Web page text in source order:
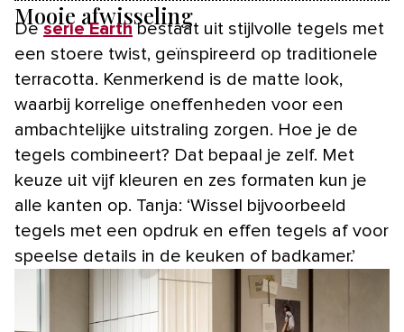
Mooie afwisseling
Deserie Earthbestaat uit stijlvolle tegels met
een stoere twist, geïnspireerd op traditionele
terracotta. Kenmerkend is de matte look,
waarbij korrelige oneffenheden voor een
ambachtelijke uitstraling zorgen. Hoe je de
tegels combineert? Dat bepaal je zelf. Met
keuze uit vijf kleuren en zes formaten kun je
alle kanten op. Tanja: ‘Wissel bijvoorbeeld
tegels met een opdruk en effen tegels af voor
speelse details in de keuken of badkamer.’